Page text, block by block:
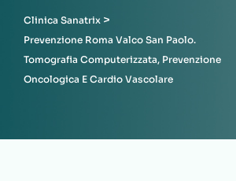
Clinica Sanatrix >
Prevenzione Roma Valco San Paolo.
Tomografia Computerizzata, Prevenzione
Oncologica E Cardio Vascolare